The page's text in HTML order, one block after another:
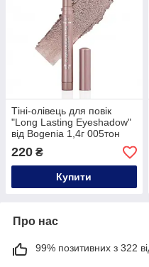
Тіні-олівець для повік
"Long Lasting Eyeshadow"
від Bogenia 1,4г 005тон
220 ₴
Купити
Про нас
99% позитивних з 322